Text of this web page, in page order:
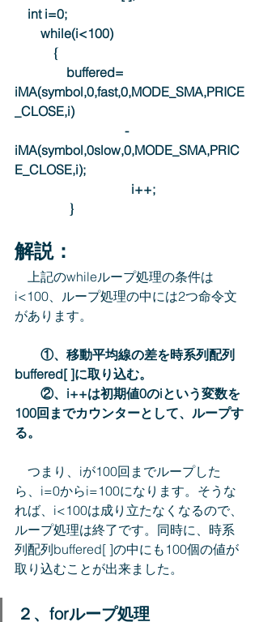
int i=0;
while(i<100)
{
buffered=
iMA(symbol,0,fast,0,MODE_SMA,PRICE
_CLOSE,i)
iMA(symbol,0slow,0,MODE_SMA,PRIC
E_CLOSE,i);
   　　　　　　　     i++;
  　　　   }
解説：
上記のwhileループ処理の条件は
i<100、ループ処理の中には2つ命令文
があります。
①、移動平均線の差を時系列配列
buffered[ ]に取り込む。
②、i++は初期値0のiという変数を
100回までカウンターとして、ループす
る。
つまり、iが100回までループした
ら、i=0からi=100になります。そうな
れば、i<100は成り立たなくなるので、
ループ処理は終了です。同時に、時系
列配列buffered[ ]の中にも100個の値が
取り込むことが出来ました。
２、forループ処理